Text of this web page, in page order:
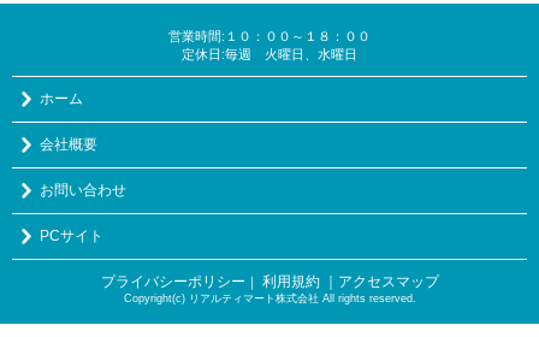
営業時間:１０：００～１８：００
定休日:毎週 火曜日、水曜日
ホーム
会社概要
お問い合わせ
PCサイト
プライバシーポリシー ｜ 利用規約 ｜アクセスマップ
Copyright(c) リアルティマート株式会社 All rights reserved.